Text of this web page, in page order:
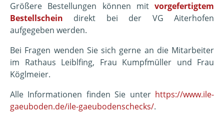
Größere Bestellungen können mit vorgefertigtem
Bestellschein direkt bei der VG Aiterhofen
aufgegeben werden.
Bei Fragen wenden Sie sich gerne an die Mitarbeiter
im Rathaus Leiblfing, Frau Kumpfmüller und Frau
Köglmeier.
Alle Informationen finden Sie unter https://www.ile-
gaeuboden.de/ile-gaeubodenschecks/.